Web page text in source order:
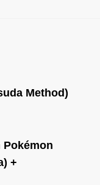
Method)
Pokémon
+